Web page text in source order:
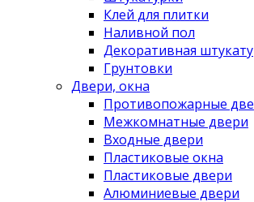
Клей для плитки
Наливной пол
Декоративная
Грунтовки
Двери, окна
Противопожарные
Межкомнатные двери
Входные двери
Пластиковые окна
Пластиковые двери
Алюминиевые двери